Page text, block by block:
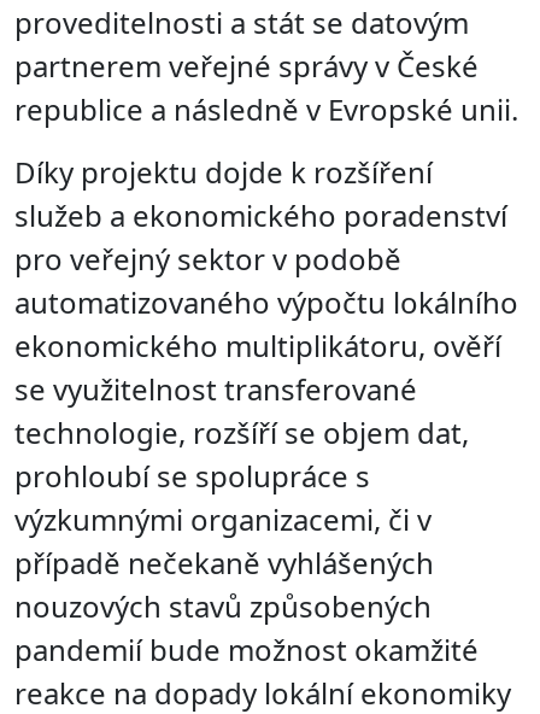
proveditelnosti a stát se datovým
partnerem veřejné správy v České
republice a následně v Evropské unii.
Díky projektu dojde k rozšíření
služeb a ekonomického poradenství
pro veřejný sektor v podobě
automatizovaného výpočtu lokálního
ekonomického multiplikátoru, ověří
se využitelnost transferované
technologie, rozšíří se objem dat,
prohloubí se spolupráce s
výzkumnými organizacemi, či v
případě nečekaně vyhlášených
nouzových stavů způsobených
pandemií bude možnost okamžité
reakce na dopady lokální ekonomiky